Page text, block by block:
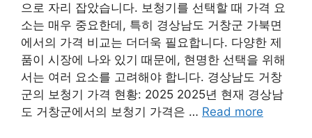
으로 자리 잡았습니다. 보청기를 선택할 때 가격 요
소는 매우 중요한데, 특히 경상남도 거창군 가북면
에서의 가격 비교는 더더욱 필요합니다. 다양한 제
품이 시장에 나와 있기 때문에, 현명한 선택을 위해
서는 여러 요소를 고려해야 합니다. 경상남도 거창
군의 보청기 가격 현황: 2025 2025년 현재 경상남
도 거창군에서의 보청기 가격은 … Read more